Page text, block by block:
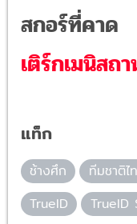
สกอร์ที่คาด
เติร์กเมนิสถ
แท็ก
ช้างศึก ทีมชาติไ
TrueID
TrueID